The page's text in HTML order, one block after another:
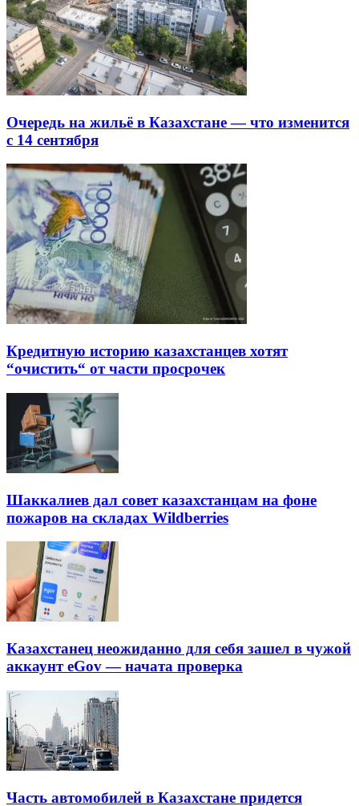
Очередь на жильё в Казахстане — что изменится
с 14 сентября
Кредитную историю казахстанцев хотят
“очистить“ от части просрочек
Шаккалиев дал совет казахстанцам на фоне
пожаров на складах Wildberries
Казахстанец неожиданно для себя зашел в чужой
аккаунт eGov — начата проверка
Часть автомобилей в Казахстане придется